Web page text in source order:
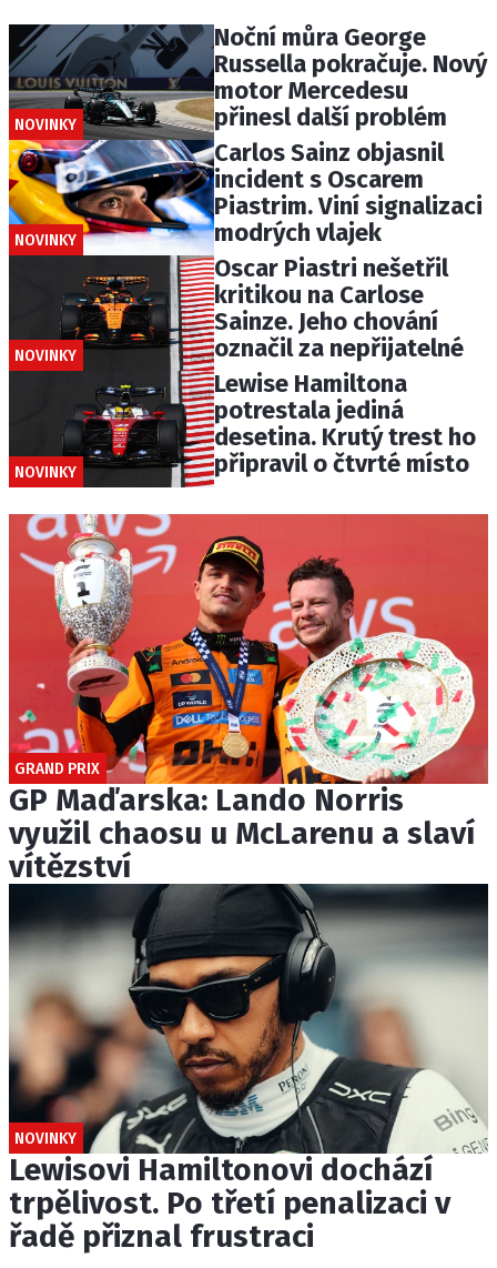
NOVINKY
Noční můra George
Russella pokračuje. Nový
motor Mercedesu
přinesl další problém
NOVINKY
Carlos Sainz objasnil
incident s Oscarem
Piastrim. Viní signalizaci
modrých vlajek
NOVINKY
Oscar Piastri nešetřil
kritikou na Carlose
Sainze. Jeho chování
označil za nepřijatelné
NOVINKY
Lewise Hamiltona
potrestala jediná
desetina. Krutý trest ho
připravil o čtvrté místo
GRAND PRIX
GP Maďarska: Lando Norris
využil chaosu u McLarenu a slaví
vítězství
NOVINKY
Lewisovi Hamiltonovi dochází
trpělivost. Po třetí penalizaci v
řadě přiznal frustraci